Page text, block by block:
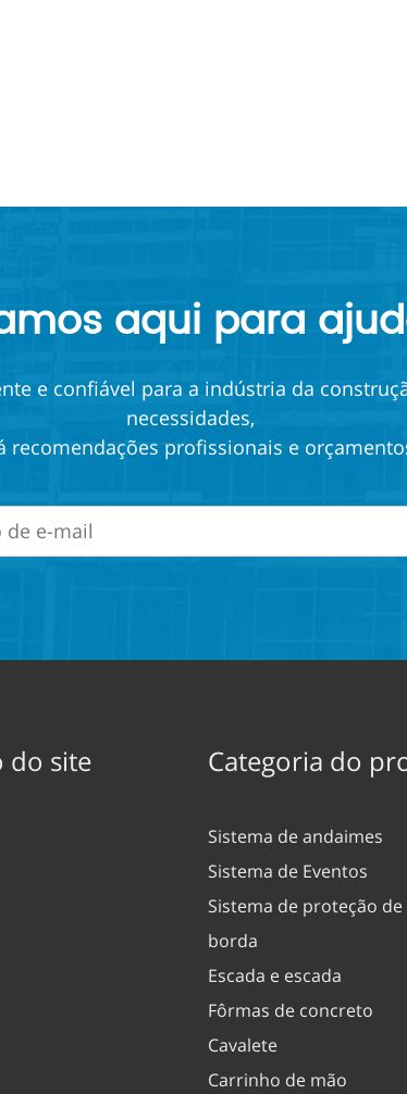
aqui para
e confiável para a indústria da
necessidades,
recomendações profissionais e
do site Categoria do
Sistema de andaimes
Sistema de Eventos
Sistema de proteção
borda
Escada e escada
Fôrmas de concreto
Cavalete
Carrinho de mão